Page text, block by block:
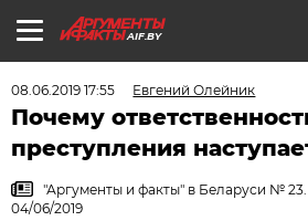
AIF.BY
08.06.2019 17:55 Евгений Олейник
Почему
преступления
"Аргументы и факты" в Беларуси №
04/06/2019